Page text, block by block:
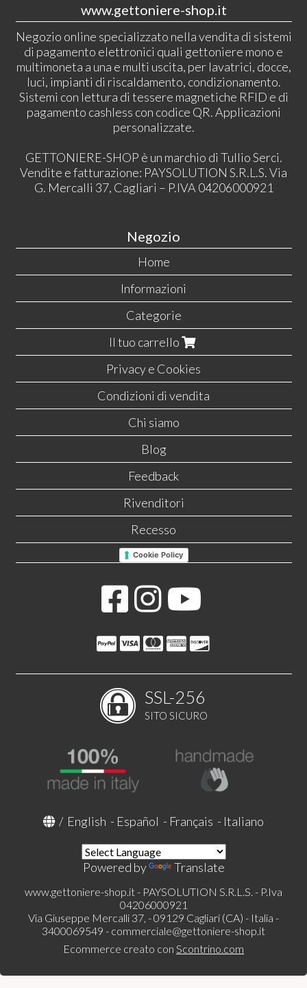
www.gettoniere-shop.it
Negozio online specializzato nella vendita di sistemi
di pagamento elettronici quali gettoniere mono e
multimoneta a una e multi uscita, per lavatrici, docce,
luci, impianti di riscaldamento, condizionamento.
Sistemi con lettura di tessere magnetiche RFID e di
pagamento cashless con codice QR. Applicazioni
personalizzate.
GETTONIERE-SHOP è un marchio di Tullio Serci.
Vendite e fatturazione: PAYSOLUTION S.R.L.S. Via
G. Mercalli 37, Cagliari – P.IVA 04206000921
Negozio
Home
Informazioni
Categorie
Il tuo carrello
Privacy e Cookies
Condizioni di vendita
Chi siamo
Blog
Feedback
Rivenditori
Recesso
Cookie Policy
SSL-256
SITO SICURO
/ English - Español - Français - Italiano
Powered by Translate
www.gettoniere-shop.it - PAYSOLUTION S.R.L.S. - P.Iva
04206000921
Via Giuseppe Mercalli 37, - 09129 Cagliari (CA) - Italia -
3400069549 - commerciale@gettoniere-shop.it
Ecommerce creato con Scontrino.com